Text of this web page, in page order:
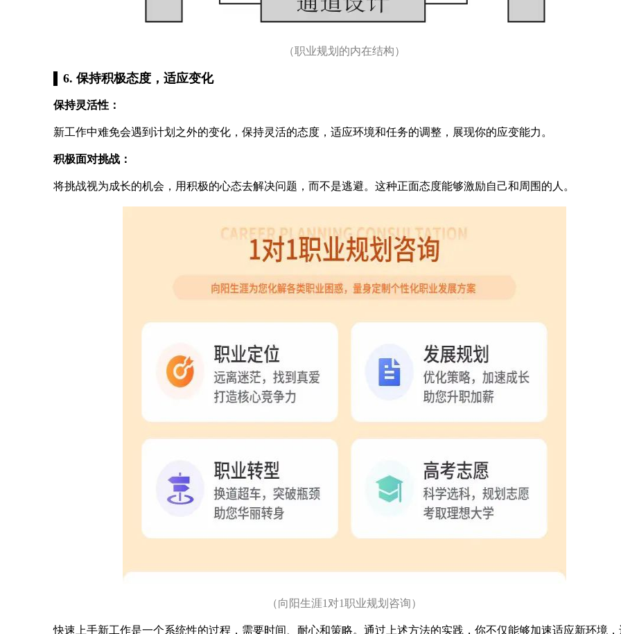
（职业规划的内在结构）
6. 保持积极态度，适应变化
保持灵活性：
新工作中难免会遇到计划之外的变化，保持灵活的态度，适应环境和任务的调整，展现你的应变能力。
积极面对挑战：
将挑战视为成长的机会，用积极的心态去解决问题，而不是逃避。这种正面态度能够激励自己和周围的人。
（向阳生涯1对1职业规划咨询）
快速上手新工作是一个系统性的过程，需要时间、耐心和策略。通过上述方法的实践，你不仅能够加速适应新环境，